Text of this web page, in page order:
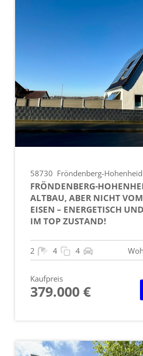
58730 Fröndenberg-
FRÖNDENBERG-
ALTBAU, ABER NICHT
EISEN – ENERGETISCH
IM TOP ZUSTAND!
2 4 4
Kaufpreis
379.000 €